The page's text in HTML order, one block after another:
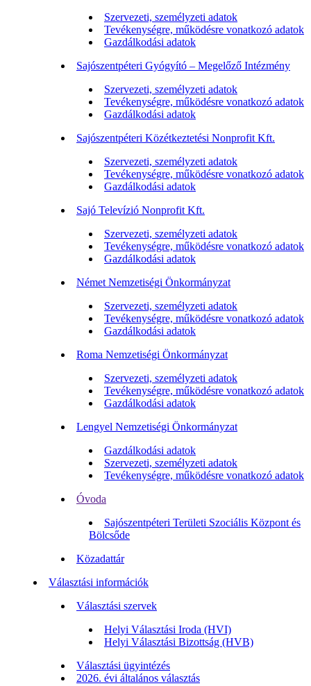
Szervezeti, személyzeti adatok
Tevékenységre, működésre vonatkozó adatok
Gazdálkodási adatok
Sajószentpéteri Gyógyító – Megelőző Intézmény
Szervezeti, személyzeti adatok
Tevékenységre, működésre vonatkozó adatok
Gazdálkodási adatok
Sajószentpéteri Közétkeztetési Nonprofit Kft.
Szervezeti, személyzeti adatok
Tevékenységre, működésre vonatkozó adatok
Gazdálkodási adatok
Sajó Televízió Nonprofit Kft.
Szervezeti, személyzeti adatok
Tevékenységre, működésre vonatkozó adatok
Gazdálkodási adatok
Német Nemzetiségi Önkormányzat
Szervezeti, személyzeti adatok
Tevékenységre, működésre vonatkozó adatok
Gazdálkodási adatok
Roma Nemzetiségi Önkormányzat
Szervezeti, személyzeti adatok
Tevékenységre, működésre vonatkozó adatok
Gazdálkodási adatok
Lengyel Nemzetiségi Önkormányzat
Gazdálkodási adatok
Szervezeti, személyzeti adatok
Tevékenységre, működésre vonatkozó adatok
Óvoda
Sajószentpéteri Területi Szociális Központ és
Bölcsőde
Közadattár
Választási információk
Választási szervek
Helyi Választási Iroda (HVI)
Helyi Választási Bizottság (HVB)
Választási ügyintézés
2026. évi általános választás